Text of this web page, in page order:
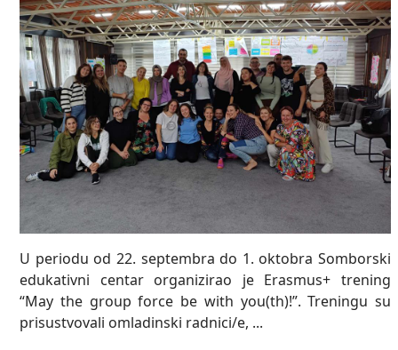
U periodu od 22. septembra do 1. oktobra Somborski
edukativni centar organizirao je Erasmus+ trening
“May the group force be with you(th)!”. Treningu su
prisustvovali omladinski radnici/e, ...